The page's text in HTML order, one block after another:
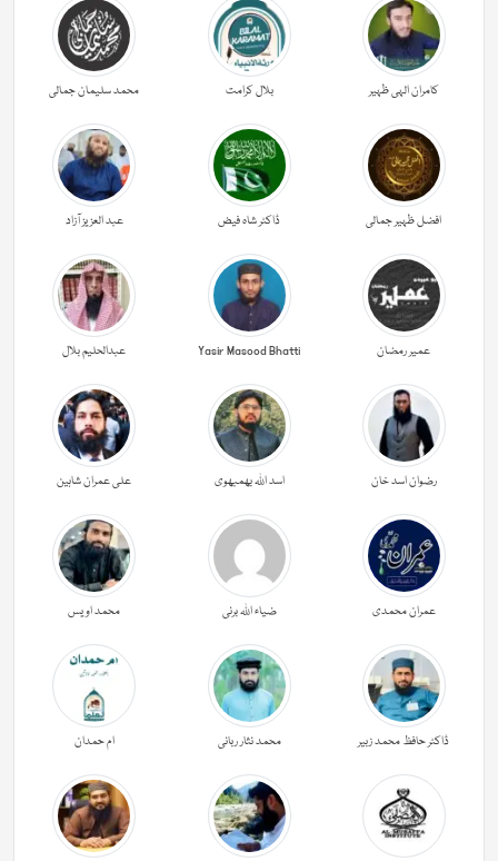
کامران الہی ظہیر بلال کرامت محمد سلیمان جمالی
افضل ظہیر جمالی ڈاکٹر شاہ فیض عبد العزیز آزاد
عمیر رمضان Yasir Masood Bhatti عبدالحليم بلال
رضوان اسد خان اسد اللہ بھمبھوی علی عمران شاہین
عمران محمدی ضیاء اللہ برنی محمد اویس
ڈاکٹر حافظ محمد زبیر محمد نثار ربانی ام حمدان